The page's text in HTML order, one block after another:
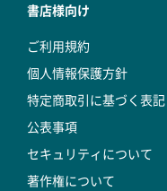
書店様向け
ご利用規約
個人情報保護方針
特定商取引に基づく表記
公表事項
セキュリティについて
著作権について